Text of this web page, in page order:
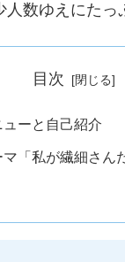
数ゆえにたっ
目次
ーと自己紹介
マ「私が繊細さん